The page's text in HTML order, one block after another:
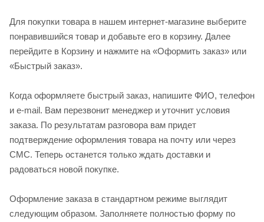
Для покупки товара в нашем интернет-магазине выберите
понравившийся товар и добавьте его в корзину. Далее
перейдите в Корзину и нажмите на «Оформить заказ» или
«Быстрый заказ».
Когда оформляете быстрый заказ, напишите ФИО, телефон
и e-mail. Вам перезвонит менеджер и уточнит условия
заказа. По результатам разговора вам придет
подтверждение оформления товара на почту или через
СМС. Теперь останется только ждать доставки и
радоваться новой покупке.
Оформление заказа в стандартном режиме выглядит
следующим образом. Заполняете полностью форму по